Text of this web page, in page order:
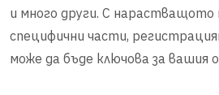
и много други. С нарастващото
специфични части,
може да бъде ключова за вашия